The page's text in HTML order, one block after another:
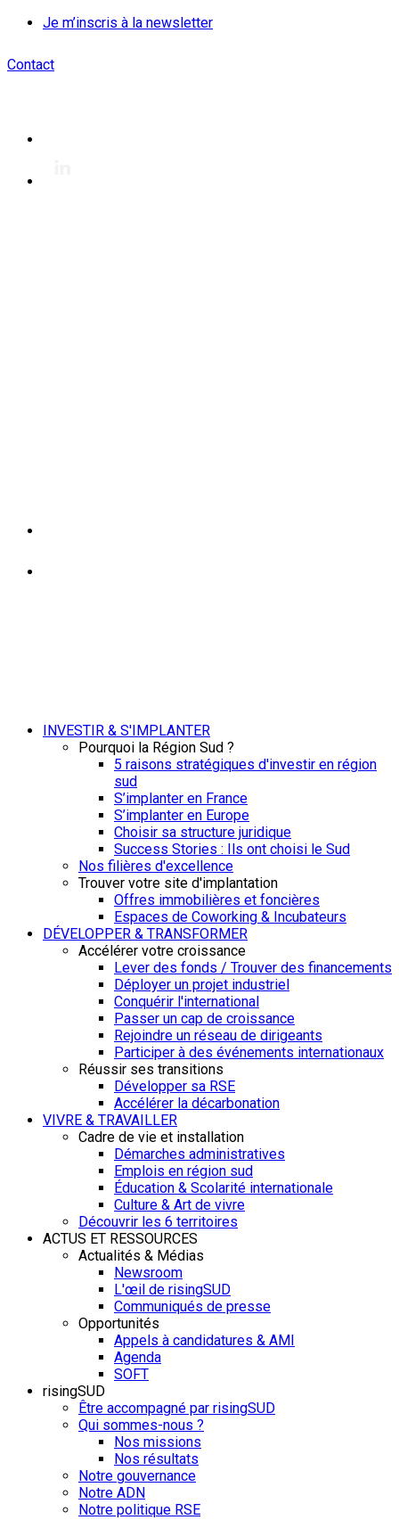
Je m’inscris à la newsletter
Contact
INVESTIR & S'IMPLANTER
Pourquoi la Région Sud ?
5 raisons stratégiques d'investir en région
sud
S’implanter en France
S’implanter en Europe
Choisir sa structure juridique
Success Stories : Ils ont choisi le Sud
Nos filières d'excellence
Trouver votre site d'implantation
Offres immobilières et foncières
Espaces de Coworking & Incubateurs
DÉVELOPPER & TRANSFORMER
Accélérer votre croissance
Lever des fonds / Trouver des financements
Déployer un projet industriel
Conquérir l'international
Passer un cap de croissance
Rejoindre un réseau de dirigeants
Participer à des événements internationaux
Réussir ses transitions
Développer sa RSE
Accélérer la décarbonation
VIVRE & TRAVAILLER
Cadre de vie et installation
Démarches administratives
Emplois en région sud
Éducation & Scolarité internationale
Culture & Art de vivre
Découvrir les 6 territoires
ACTUS ET RESSOURCES
Actualités & Médias
Newsroom
L'œil de risingSUD
Communiqués de presse
Opportunités
Appels à candidatures & AMI
Agenda
SOFT
risingSUD
Être accompagné par risingSUD
Qui sommes-nous ?
Nos missions
Nos résultats
Notre gouvernance
Notre ADN
Notre politique RSE